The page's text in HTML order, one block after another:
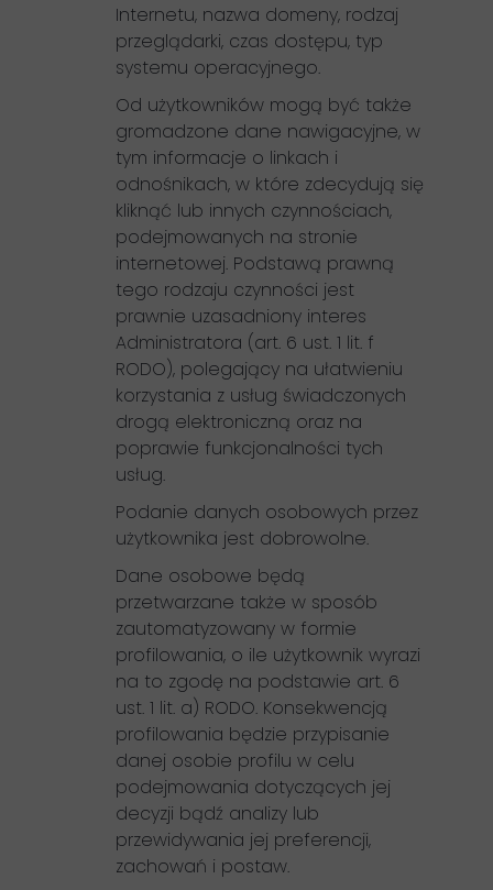
Internetu, nazwa domeny, rodzaj
przeglądarki, czas dostępu, typ
systemu operacyjnego.
Od użytkowników mogą być także
gromadzone dane nawigacyjne, w
tym informacje o linkach i
odnośnikach, w które zdecydują się
kliknąć lub innych czynnościach,
podejmowanych na stronie
internetowej. Podstawą prawną
tego rodzaju czynności jest
prawnie uzasadniony interes
Administratora (art. 6 ust. 1 lit. f
RODO), polegający na ułatwieniu
korzystania z usług świadczonych
drogą elektroniczną oraz na
poprawie funkcjonalności tych
usług.
Podanie danych osobowych przez
użytkownika jest dobrowolne.
Dane osobowe będą
przetwarzane także w sposób
zautomatyzowany w formie
profilowania, o ile użytkownik wyrazi
na to zgodę na podstawie art. 6
ust. 1 lit. a) RODO. Konsekwencją
profilowania będzie przypisanie
danej osobie profilu w celu
podejmowania dotyczących jej
decyzji bądź analizy lub
przewidywania jej preferencji,
zachowań i postaw.